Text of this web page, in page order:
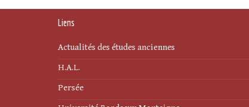
Liens
Actualités des études anciennes
H.A.L.
Persée